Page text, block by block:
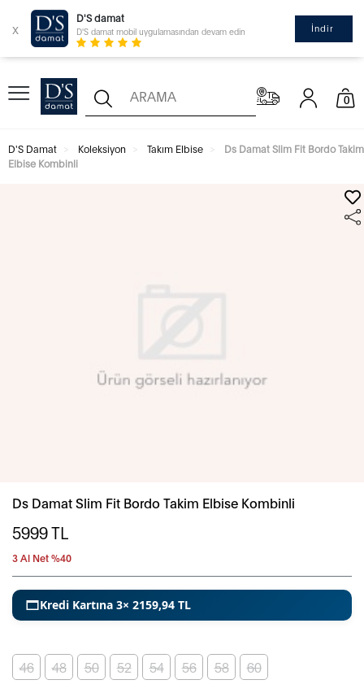
x
D'S damat
D'S damat mobil uygulamasından devam edin İndir
0
D'S Damat Koleksiyon Takım Elbise
Ds Damat Slim Fit Bordo Takim
Elbise Kombinli
Ds Damat Slim Fit Bordo Takim Elbise Kombinli
5999TL
3 Al Net %40
Kredi Kartına 3× 2159,94 TL
46 48 50 52 54 56 58 60